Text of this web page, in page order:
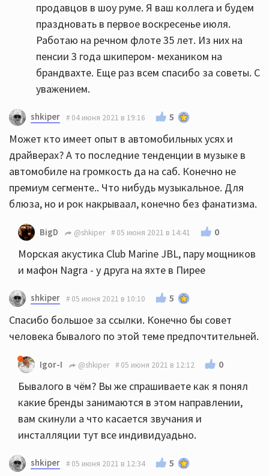
продавцов в шоу руме. Я ваш коллега и будем
праздновать в первое воскресенье июля.
Работаю на речном флоте 35 лет. Из них на
пенсии 3 года шкипером- механиком на
брандвахте. Еще раз всем спасибо за советы. С
уважением.
shkiper 04 июня 2021 в 19:16 5
Может кто имеет опыт в автомобильных усях и
драйверах? А то последние тенденции в музыке в
автомобиле на громкость да на саб. Конечно не
премиум сегменте.. Что нибудь музыкальное. Для
блюза, но и рок накрываал, конечно без фанатизма.
BigD @shkiper 05 июня 2021 в 14:41 0
Морская акустика Club Marine JBL, пару мощников
и мафон Nagra - у друга на яхте в Пирее
shkiper 05 июня 2021 в 10:10 5
Спасибо большое за ссылки. Конечно бы совет
человека бывалого по этой теме предпочтительней.
Igor-I @shkiper 05 июня 2021 в 12:12 0
Бывалого в чём? Вы же спрашиваете как я понял
какие бренды занимаются в этом направлении,
вам скинули а что касается звучания и
инсталляции тут все индивидуадьно.
shkiper 05 июня 2021 в 12:34 5